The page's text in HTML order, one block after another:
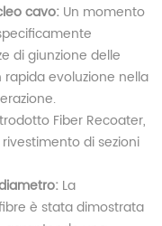
cavo: Un momento
di giunzione delle
evoluzione nella
Fiber Recoater,
di sezioni
La
è stata dimostrata